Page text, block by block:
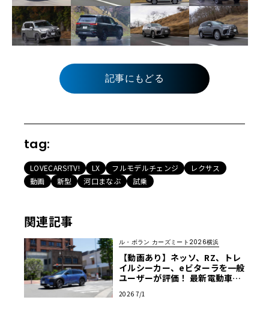
記事にもどる
tag:
LOVECARS!TV! LX フルモデルチェンジ
レクサス
動画
新型 河口まなぶ 試乗
関連記事
ル・ボラン カーズミート2026横浜
【動画あり】ネッソ、RZ、トレ
イルシーカー、eビターラを一般
ユーザーが評価！ 最新電動車体
ーズミート2026横浜】
2026 7/1